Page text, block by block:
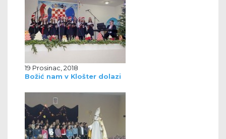
19 Prosinac, 2018
Božić nam v Klošter dolazi